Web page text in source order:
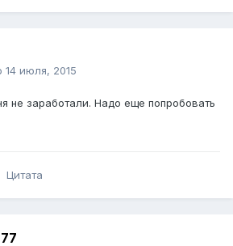
14 июля, 2015
не заработали. Надо еще попробовать
Цитата